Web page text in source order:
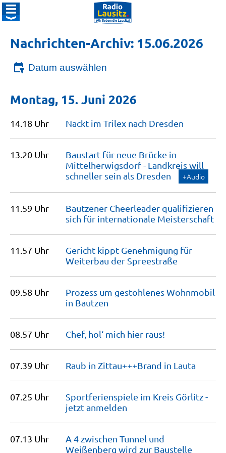
Nachrichten-Archiv: 15.06.2026
Datum auswählen
Montag, 15. Juni 2026
14.18 Uhr Nackt im Trilex nach Dresden
13.20 Uhr
Baustart für neue Brücke in
Mittelherwigsdorf - Landkreis will
schneller sein als Dresden +Audio
11.59 Uhr
Bautzener Cheerleader qualifizieren
sich für internationale Meisterschaft
11.57 Uhr
Gericht kippt Genehmigung für
Weiterbau der Spreestraße
09.58 Uhr
Prozess um gestohlenes Wohnmobil
in Bautzen
08.57 Uhr Chef, hol‘ mich hier raus!
07.39 Uhr Raub in Zittau+++Brand in Lauta
07.25 Uhr
Sportferienspiele im Kreis Görlitz -
jetztanmelden
07.13 Uhr
A 4 zwischen Tunnel und
Weißenberg wird zur Baustelle